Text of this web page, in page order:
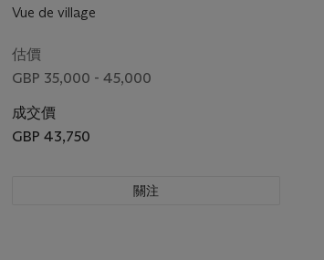
Vue de village
估價
GBP 35,000 - 45,000
成交價
GBP 43,750
關注